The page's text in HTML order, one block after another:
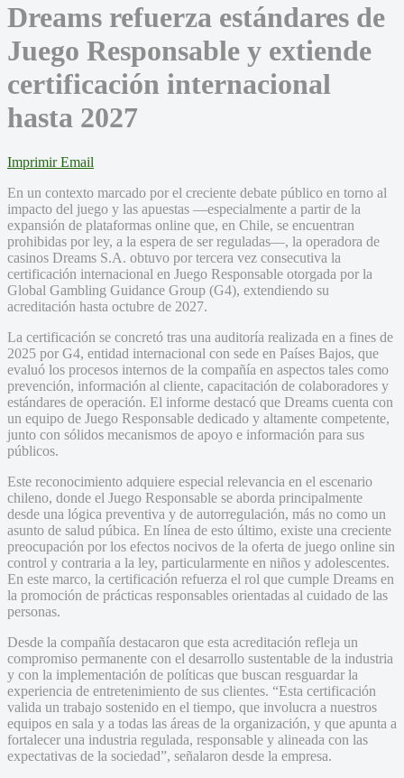
Dreams refuerza estándares de
Juego Responsable y extiende
certificación internacional
hasta 2027
Imprimir Email
En un contexto marcado por el creciente debate público en torno al
impacto del juego y las apuestas —especialmente a partir de la
expansión de plataformas online que, en Chile, se encuentran
prohibidas por ley, a la espera de ser reguladas—, la operadora de
casinos Dreams S.A. obtuvo por tercera vez consecutiva la
certificación internacional en Juego Responsable otorgada por la
Global Gambling Guidance Group (G4), extendiendo su
acreditación hasta octubre de 2027.
La certificación se concretó tras una auditoría realizada en a fines de
2025 por G4, entidad internacional con sede en Países Bajos, que
evaluó los procesos internos de la compañía en aspectos tales como
prevención, información al cliente, capacitación de colaboradores y
estándares de operación. El informe destacó que Dreams cuenta con
un equipo de Juego Responsable dedicado y altamente competente,
junto con sólidos mecanismos de apoyo e información para sus
públicos.
Este reconocimiento adquiere especial relevancia en el escenario
chileno, donde el Juego Responsable se aborda principalmente
desde una lógica preventiva y de autorregulación, más no como un
asunto de salud púbica. En línea de esto último, existe una creciente
preocupación por los efectos nocivos de la oferta de juego online sin
control y contraria a la ley, particularmente en niños y adolescentes.
En este marco, la certificación refuerza el rol que cumple Dreams en
la promoción de prácticas responsables orientadas al cuidado de las
personas.
Desde la compañía destacaron que esta acreditación refleja un
compromiso permanente con el desarrollo sustentable de la industria
y con la implementación de políticas que buscan resguardar la
experiencia de entretenimiento de sus clientes. “Esta certificación
valida un trabajo sostenido en el tiempo, que involucra a nuestros
equipos en sala y a todas las áreas de la organización, y que apunta a
fortalecer una industria regulada, responsable y alineada con las
expectativas de la sociedad”, señalaron desde la empresa.